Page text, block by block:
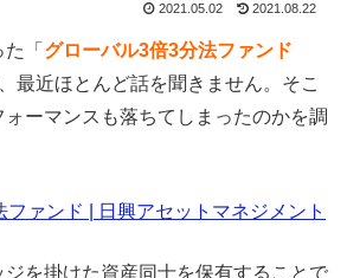
2021.05.02 2021.08.22
「 グローバル3倍3分法ファンド
最近ほとんど話を聞きません。そこ
ーマンスも落ちてしまったのかを調
ァンド | 日興アセットマネジメント
を掛けた資産同士を保有することで